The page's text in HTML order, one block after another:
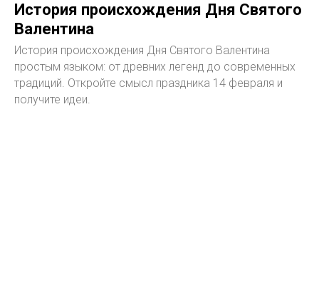
История происхождения Дня Святого
Валентина
История происхождения Дня Святого Валентина
простым языком: от древних легенд до современных
традиций. Откройте смысл праздника 14 февраля и
получите идеи.